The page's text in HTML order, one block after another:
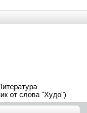
от слова "Худо")